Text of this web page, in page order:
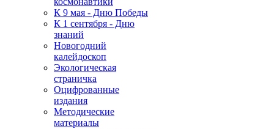
К 9 мая - Дню Победы
К 1 сентября - Дню
знаний
Новогодний
калейдоскоп
Экологическая
страничка
Оцифрованные
издания
Методические
материалы